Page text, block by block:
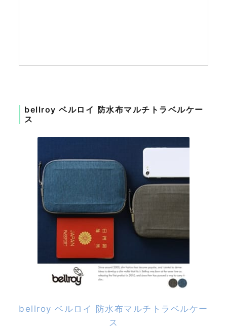
bellroy ベルロイ 防水布マルチトラベルケー
ス
bellroy ベルロイ 防水布マルチトラベルケー
ス